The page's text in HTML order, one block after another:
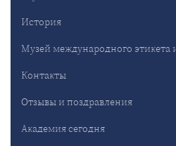
История
Музей международного этикета
Контакты
Отзывы и поздравления
Академия сегодня